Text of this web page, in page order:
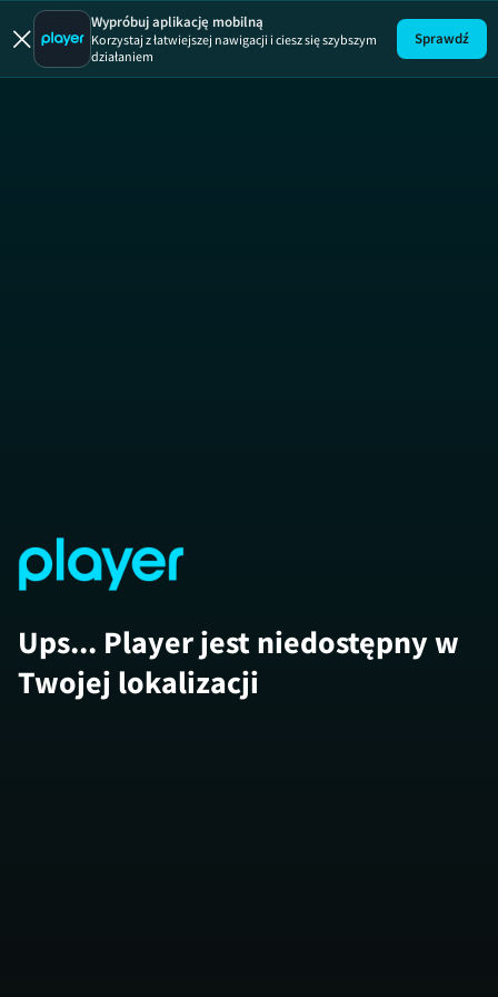
Wypróbuj aplikację mobilną
Korzystaj z łatwiejszej nawigacji i ciesz się szybszym
działaniem
Sprawdź
Ups... Player jest niedostępny w
Twojej lokalizacji